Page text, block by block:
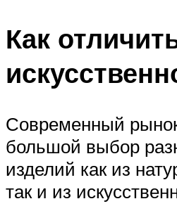
Как
Современный
большой выбор
изделий как из
так и из